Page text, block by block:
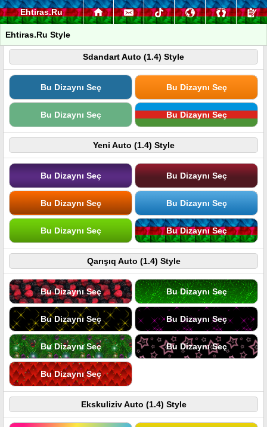
Ehtiras.Ru
Ehtiras.Ru Style
Sdandart Auto (1.4) Style
Bu Dizaynı Seç Bu Dizaynı Seç
Bu Dizaynı Seç Bu Dizaynı Seç
Yeni Auto (1.4) Style
Bu Dizaynı Seç Bu Dizaynı Seç
Bu Dizaynı Seç Bu Dizaynı Seç
Bu Dizaynı Seç Bu Dizaynı Seç
Qarışıq Auto (1.4) Style
Bu Dizaynı Seç Bu Dizaynı Seç
Bu Dizaynı Seç Bu Dizaynı Seç
Bu Dizaynı Seç Bu Dizaynı Seç
Bu Dizaynı Seç
Ekskuliziv Auto (1.4) Style